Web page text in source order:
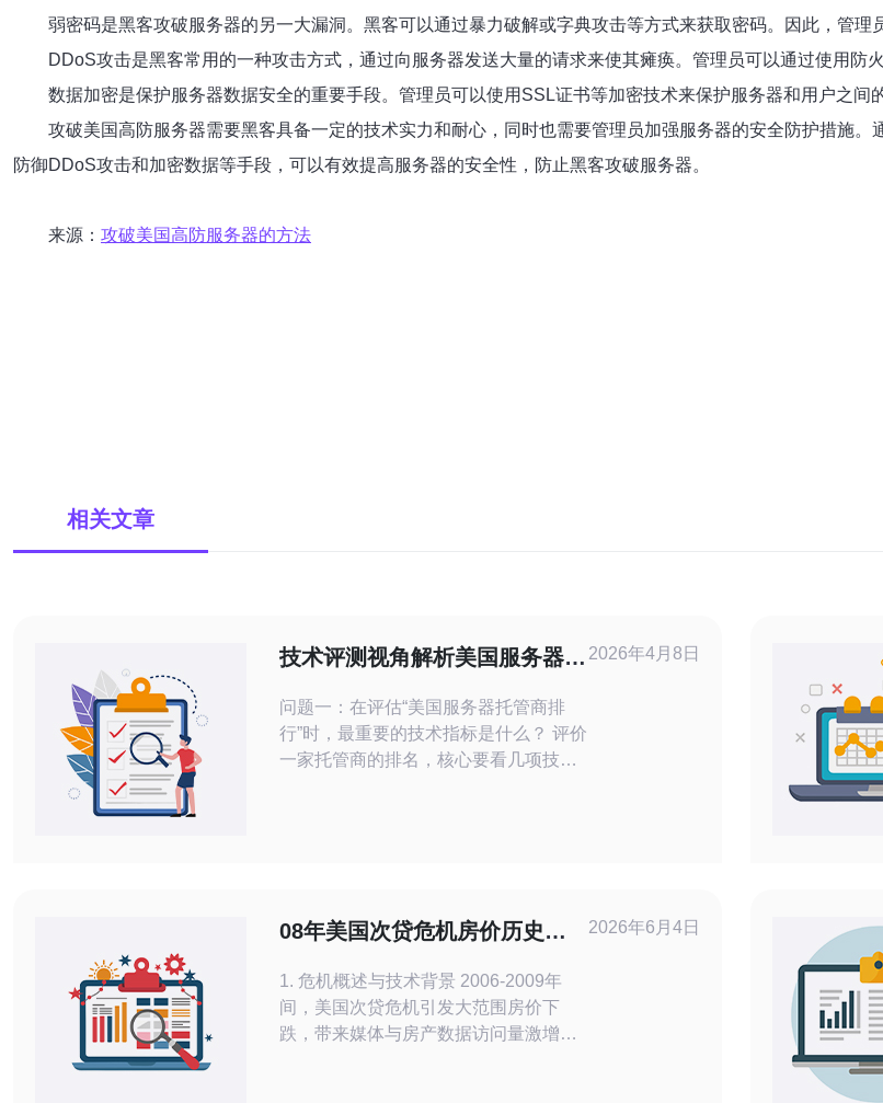
弱密码是黑客攻破服务器的另一大漏洞。黑客可以通过暴力破解或字典攻击等方式来获取密码。因此，管
DDoS攻击是黑客常用的一种攻击方式，通过向服务器发送大量的请求来使其瘫痪。管理员可以通过使用防
数据加密是保护服务器数据安全的重要手段。管理员可以使用SSL证书等加密技术来保护服务器和用户之间
攻破美国高防服务器需要黑客具备一定的技术实力和耐心，同时也需要管理员加强服务器的安全防护措施
防御DDoS攻击和加密数据等手段，可以有效提高服务器的安全性，防止黑客攻破服务器。
来源： 攻破美国高防服务器的方法
相关文章
技术评测视角解析美国服务器托
问题一：在评估“美国服务器托管商排
行”时，最重要的技术指标是什么？ 评价
一家托管商的排名，核心要看几项技术
综合这些指标，才能得到客观的排行依
据。 背景说明 技术评测强调可测
2026年4月8日
08年美国次贷危机房价历史回
1. 危机概述与技术背景 2006-2009年
间，美国次贷危机引发大范围房价下
跌，带来媒体与房产数据访问量激增。
2026年6月4日